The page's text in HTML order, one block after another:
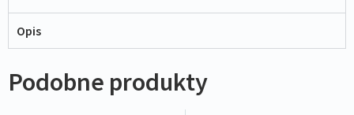
Opis
Podobne produkty